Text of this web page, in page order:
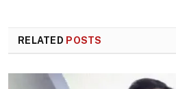
RELATED POSTS